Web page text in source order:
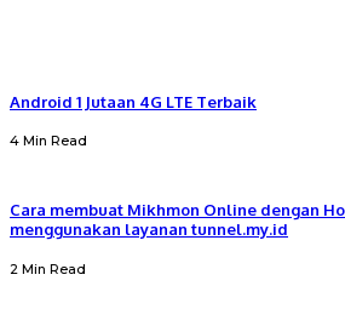
Android 1 Jutaan 4G LTE Terbaik
4 Min Read
Cara membuat Mikhmon Online dengan
menggunakan layanan tunnel.my.id
2 Min Read